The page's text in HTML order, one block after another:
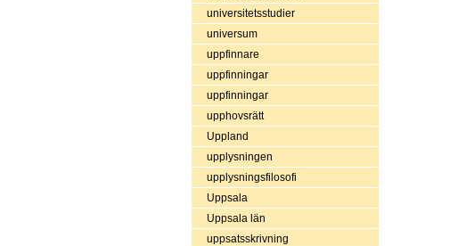
universitetsstudier
universum
uppfinnare
uppfinningar
uppfinningar
upphovsrätt
Uppland
upplysningen
upplysningsfilosofi
Uppsala
Uppsala län
uppsatsskrivning